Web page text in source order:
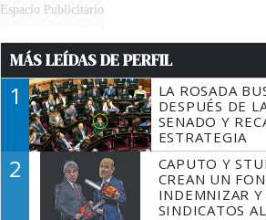
Espacio Publicitario
MÁS LEÍDAS DE PERFIL
1
LA ROSADA
DESPUÉS DE
SENADO Y
ESTRATEGIA
2
CAPUTO Y
CREAN UN
INDEMNIZAR Y
SINDICATOS